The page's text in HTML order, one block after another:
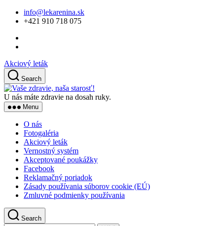
Skip
content
info@lekarenina.sk
+421 910 718 075
Akciový leták
Search
zdravie,
U nás máte zdravie na dosah ruky.
Menu
O nás
Fotogaléria
Akciový leták
Vernostný systém
Akceptované poukážky
Facebook
Reklamačný poriadok
Zásady používania súborov cookie (EÚ)
Zmluvné podmienky používania
Search